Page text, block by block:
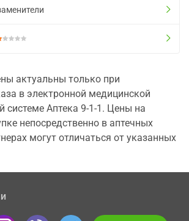
актуальны только при
в электронной медицинской
системе Аптека 9-1-1. Цены на
непосредственно в аптечных
могут отличаться от указанных